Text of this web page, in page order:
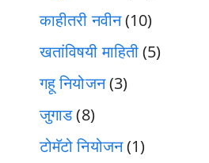
काहीतरी नवीन(10)
खतांविषयी माहिती(5)
गहू नियोजन(3)
जुगाड(8)
टोमॅटो नियोजन(1)